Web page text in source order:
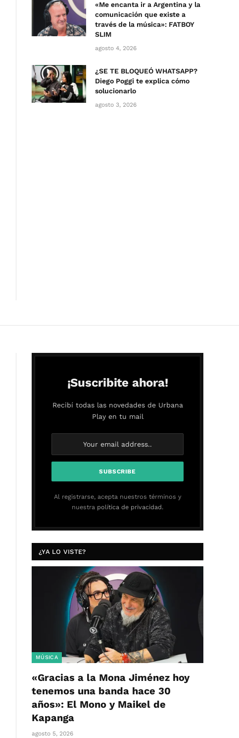
«Me encanta ir a Argentina y la
comunicación que existe a
través de la música»: FATBOY
SLIM
agosto 4, 2026
¿SE TE BLOQUEÓ WHATSAPP?
Diego Poggi te explica cómo
solucionarlo
agosto 3, 2026
¡Suscribite ahora!
Recibí todas las novedades de Urbana
Play en tu mail
Al registrarse, acepta nuestros términos y
nuestra política de privacidad.
¿YA LO VISTE?
MÚSICA
«Gracias a la Mona Jiménez hoy
tenemos una banda hace 30
años»: El Mono y Maikel de
Kapanga
agosto 5, 2026